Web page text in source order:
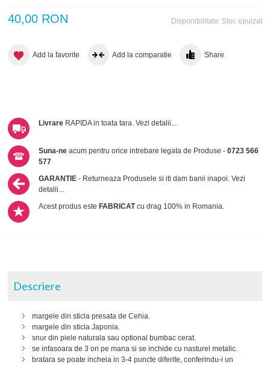
Disponibilitate: Stoc epuizat
40,00 RON
Add la favorite Add la comparatie Share
Livrare RAPIDA in toata tara.Vezi detalii...
Suna-ne acum pentru orice intrebare legata de Produse -0723 566
577
GARANTIE - Returneaza Produsele si iti dam banii inapoi.Vezi
detalii...
Acest produs esteFABRICATcu drag 100% in Romania.
Descriere
margele din sticla presata de Cehia.
margele din sticla Japonia.
snur din piele naturala sau optional bumbac cerat.
se infasoara de 3 ori pe mana si se inchide cu nasturel metalic.
bratara se poate incheia in 3-4 puncte diferite, conferindu-i un